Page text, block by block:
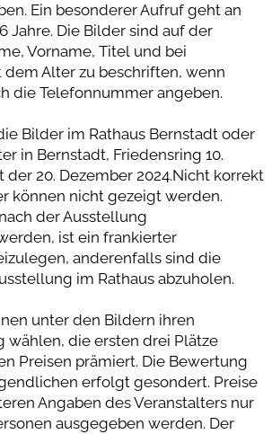
Ein besonderer Aufruf geht an
Jahre. Die Bilder sind auf der
Vorname, Titel und bei
Alter zu beschriften, wenn
die Telefonnummer angeben.
Bilder im Rathaus Bernstadt oder
in Bernstadt, Friedensring 10.
der 20. Dezember 2024.Nicht korrekt
können nicht gezeigt werden.
der Ausstellung
ist ein frankierter
anderenfalls sind die
im Rathaus abzuholen.
unter den Bildern ihren
wählen, die ersten drei Plätze
Preisen prämiert. Die Bewertung
erfolgt gesondert. Preise
Angaben des Veranstalters nur
ausgegeben werden. Der